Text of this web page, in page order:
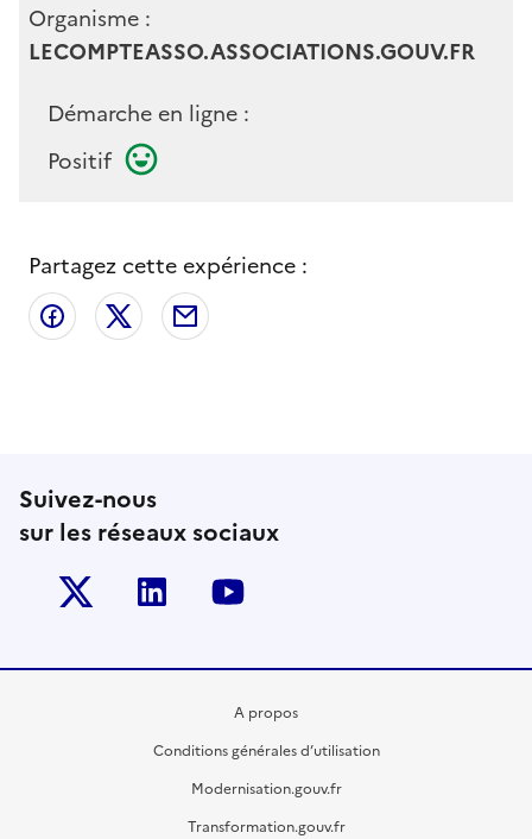
Organisme :
LECOMPTEASSO.ASSOCIATIONS.GOUV.FR
Démarche en ligne :
Positif
Partagez cette expérience :
Partager sur Facebook
Partager sur X
Suivez-nous
sur les réseaux sociaux
Twitter-x Linkedin
A propos
Conditions générales d’utilisation
Modernisation.gouv.fr
Transformation.gouv.fr